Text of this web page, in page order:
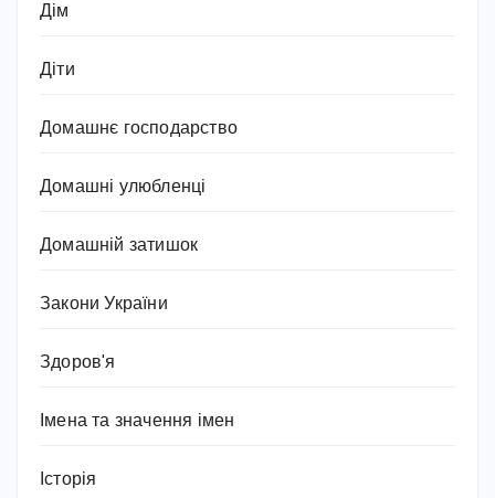
Дім
Діти
Домашнє господарство
Домашні улюбленці
Домашній затишок
Закони України
Здоров'я
Імена та значення імен
Історія